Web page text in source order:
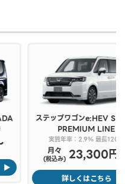
ステップワゴンe:HEVSPADA
PREMIUM LINE
実質年率：2.9% 最長120回
(税込み) 23,300円〜
詳しくはこちら